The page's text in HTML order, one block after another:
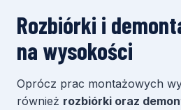
Rozbiórki i
na wysokości
Oprócz prac montażowych
również rozbiórki oraz